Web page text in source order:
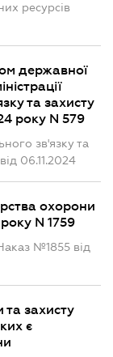
ресурсів
державної
та захисту
року N 579
зв'язку та
06.11.2024
охорони
N 1759
№1855 від
захисту
є